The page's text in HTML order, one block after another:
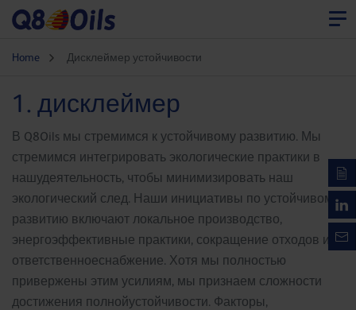
Home Дисклеймер устойчивости
1. дисклеймер
В Q8Oils мы стремимся к устойчивому развитию. Мы
стремимся интегрировать экологические практики в
нашудеятельность, чтобы минимизировать наш
экологический след. Наши инициативы по устойчивому
развитию включают локальное производство,
энергоэффективные практики, сокращение отходов и
ответственноеснабжение. Хотя мы полностью
привержены этим усилиям, мы признаем сложности
достижения полнойустойчивости. Факторы,